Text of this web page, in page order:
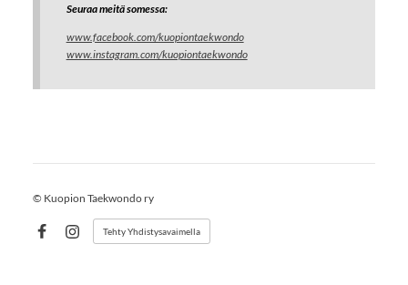
Seuraa meitä somessa:
www.facebook.com/kuopiontaekwondo
www.instagram.com/kuopiontaekwondo
© Kuopion Taekwondo ry
Instagram
Tehty Yhdistysavaimella